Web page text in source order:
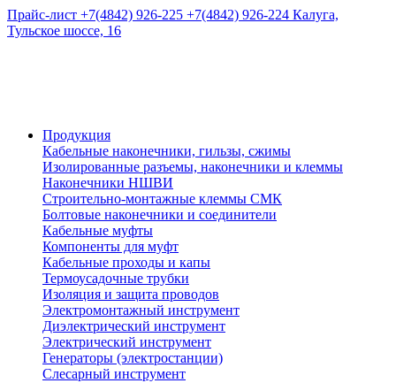
Прайс-лист +7(4842) 926-225 +7(4842) 926-224 Калуга,
Тульское шоссе, 16
Продукция
Кабельные наконечники, гильзы, сжимы
Изолированные разъемы, наконечники и клеммы
Наконечники НШВИ
Строительно-монтажные клеммы СМК
Болтовые наконечники и соединители
Кабельные муфты
Компоненты для муфт
Кабельные проходы и капы
Термоусадочные трубки
Изоляция и защита проводов
Электромонтажный инструмент
Диэлектрический инструмент
Электрический инструмент
Генераторы (электростанции)
Слесарный инструмент